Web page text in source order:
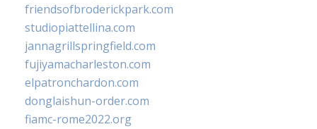
friendsofbroderickpark.com
studiopiattellina.com
jannagrillspringfield.com
fujiyamacharleston.com
elpatronchardon.com
donglaishun-order.com
fiamc-rome2022.org